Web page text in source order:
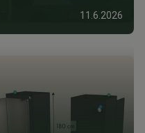
11.6.2026